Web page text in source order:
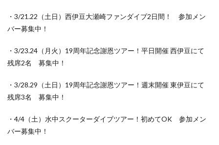
・3/21.22（土日）西伊豆大瀬崎ファンダイブ2日間！ 参加メン
バー募集中！
・3/23.24（月火）19周年記念謝恩ツアー！平日開催 西伊豆にて
残席2名 募集中！
・3/28.29（土日）19周年記念謝恩ツアー！週末開催 東伊豆にて
残席3名 募集中！
・4/4（土）水中スクーターダイブツアー！初めてOK 参加メン
バー募集中！